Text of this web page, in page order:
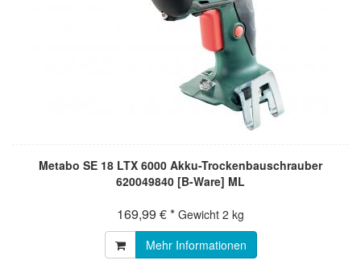
Metabo SE 18 LTX 6000 Akku-Trockenbauschrauber
620049840 [B-Ware] ML
169,99 € * Gewicht 2 kg
Mehr Informationen